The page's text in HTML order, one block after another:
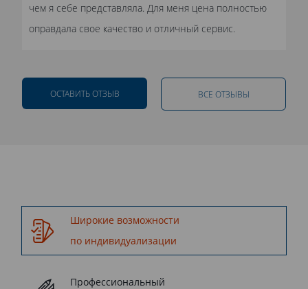
чем я себе представляла. Для меня цена полностью
оправдала свое качество и отличный сервис.
ОСТАВИТЬ ОТЗЫВ ВСЕ ОТЗЫВЫ
Широкие возможности
по индивидуализации
Профессиональный